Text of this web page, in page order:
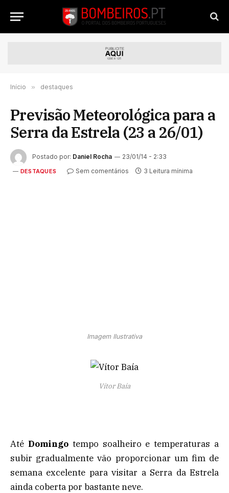
Início » destaques
Previsão Meteorológica para a
Serra da Estrela (23 a 26/01)
Postado por: Daniel Rocha 23/01/14 - 2:33
DESTAQUES Sem comentários 3 Leitura mínima
Imagem Ilustrativa
Vítor Baía
Até Domingotempo soalheiro e temperaturas a
subir gradualmente vão proporcionar um fim de
semana excelente para visitar a Serra da Estrela
ainda coberta por bastante neve.